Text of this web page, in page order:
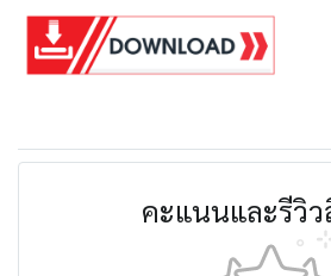
คะแนนและรีวิ